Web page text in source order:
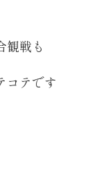
観戦も
コテです